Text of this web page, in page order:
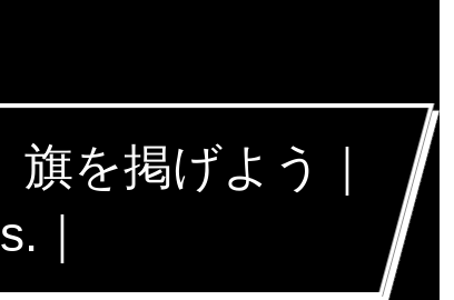
を掲げよう｜
｜